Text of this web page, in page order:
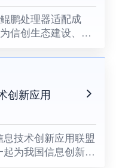
鹏处理器适配成
信创生态建设、关
创新应用
技术创新应用联盟
为我国信息创新发